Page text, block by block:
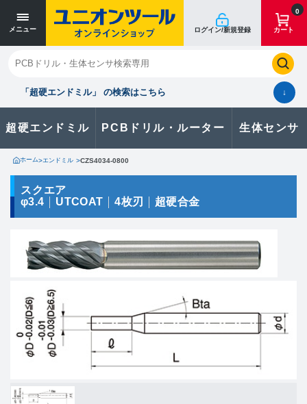
メニュー ログイン/新規登録
0
カート
「超硬エンドミル」 の検索はこちら ↓
超硬エンドミル PCBドリル・ルーター 生体センサ
閉じる
お気に入り クイックオーダー 購入履歴
製品に関するお問い合わせはこちら
カタログ一覧
ホーム>エンドミル >CZS4034-0800
スクエア
φ3.4
UTCOAT 4枚刃 超硬合金
寸法単位 [mm]
寸法単位 [mm]